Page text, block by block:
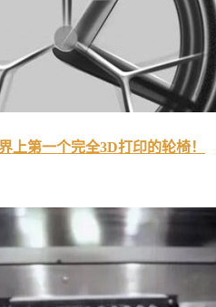
上第一个完全3D打印的轮椅！